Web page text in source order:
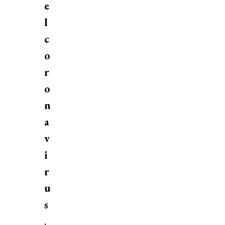
e
l
c
o
r
o
n
a
v
i
r
u
s
.